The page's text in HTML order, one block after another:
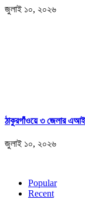
জুলাই ১০, ২০২৬
ঠাকুরগাঁওয়ে ৩ জেলার এআই
জুলাই ১০, ২০২৬
Popular
Recent